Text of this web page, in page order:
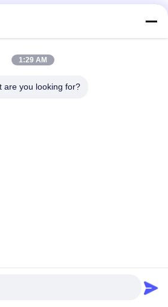
Equipment Co., Ltd . সমস্ত অধিকার
1:29 AM
are you looking for?